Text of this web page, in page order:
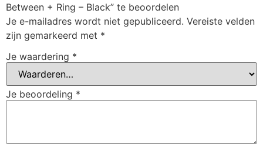
Between + Ring – Black” te beoordelen
Je e-mailadres wordt niet gepubliceerd. Vereiste velden
zijn gemarkeerd met *
Je waardering *
Je beoordeling *